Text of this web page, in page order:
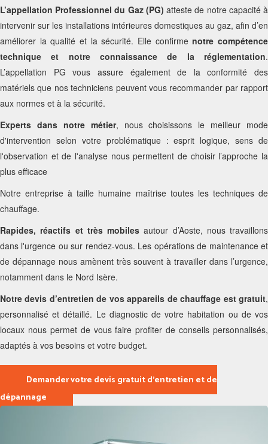
L’appellation Professionnel du Gaz (PG) atteste de notre capacité à
intervenir sur les installations intérieures domestiques au gaz, afin d’en
améliorer la qualité et la sécurité. Elle confirme notre compétence
technique et notre connaissance de la réglementation.
L’appellation PG vous assure également de la conformité des
matériels que nos techniciens peuvent vous recommander par rapport
aux normes et à la sécurité.
Experts dans notre métier, nous choisissons le meilleur mode
d'intervention selon votre problématique : esprit logique, sens de
l'observation et de l'analyse nous permettent de choisir l’approche la
plus efficace
Notre entreprise à taille humaine maîtrise toutes les techniques de
chauffage.
Rapides, réactifs et très mobiles autour d’Aoste, nous travaillons
dans l'urgence ou sur rendez-vous. Les opérations de maintenance et
de dépannage nous amènent très souvent à travailler dans l’urgence,
notamment dans le Nord Isère.
Notre devis d’entretien de vos appareils de chauffage est gratuit,
personnalisé et détaillé. Le diagnostic de votre habitation ou de vos
locaux nous permet de vous faire profiter de conseils personnalisés,
adaptés à vos besoins et votre budget.
Demander votre devis gratuit d’entretien et de
dépannage